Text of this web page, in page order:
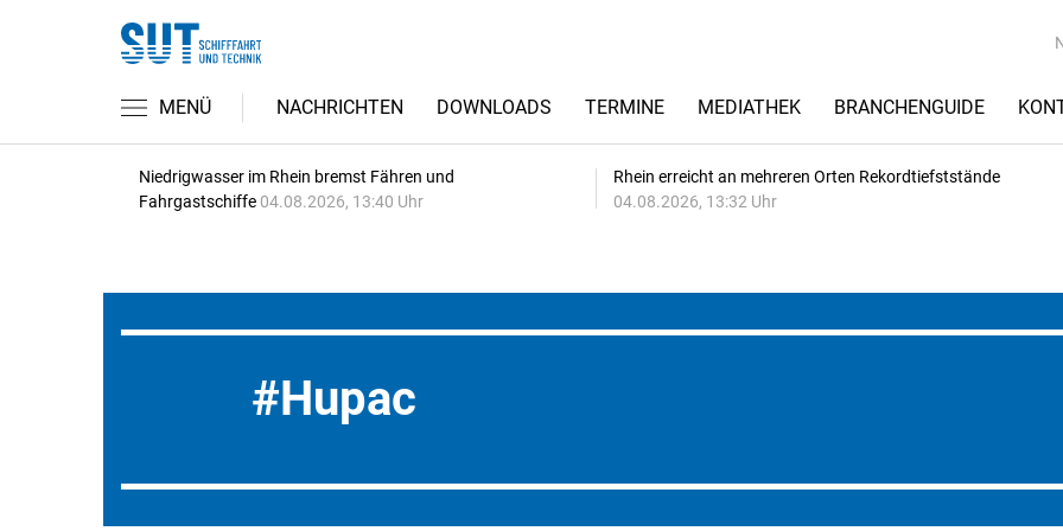
MENÜ NACHRICHTEN DOWNLOADS TERMINE MEDIATHEK BRANCHENGUIDE
Niedrigwasser im Rhein bremst Fähren und
Fahrgastschiffe 04.08.2026, 13:40 Uhr
Rhein erreicht an mehreren Orten Rekordtiefststände
04.08.2026, 13:32 Uhr
Hupac